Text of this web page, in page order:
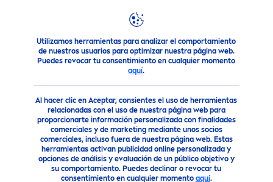
Utilizamos herramientas para analizar el comportamiento
de nuestros usuarios para optimizar nuestra página web.
Puedes revocar tu consentimiento en cualquier momento
aquí.
Al hacer clic en Aceptar, consientes el uso de herramientas
relacionadas con el uso de nuestra página web para
proporcionarte información personalizada con finalidades
comerciales y de marketing mediante unos socios
comerciales, incluso fuera de nuestra página web. Estas
herramientas activan publicidad online personalizada y
opciones de análisis y evaluación de un público objetivo y
su comportamiento. Puedes declinar o revocar tu
consentimiento en cualquier momento aquí.
Nuestros Productos Cuidado Facial Cuidado facial
(66)
CREMA FACIAL TONO
NATURAL7EN1 (100ML)